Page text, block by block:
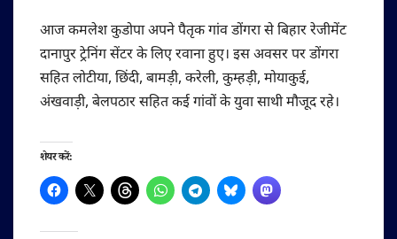
आज कमलेश कुडोपा अपने पैतृक गांव डोंगरा से बिहार रेजीमेंट
दानापुर ट्रेनिंग सेंटर के लिए रवाना हुए। इस अवसर पर डोंगरा
सहित लोटीया, छिंदी, बामड़ी, करेली, कुम्हड़ी, मोयाकुई,
अंखवाड़ी, बेलपठार सहित कई गांवों के युवा साथी मौजूद रहे।
शेयर करें: